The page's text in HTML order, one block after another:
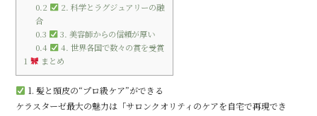
0.2
2. 科学とラグジュアリーの融
合
0.3
3. 美容師からの信頼が厚い
0.4
4. 世界各国で数々の賞を受賞
1
まとめ
1. 髪と頭皮の“プロ級ケア”ができる
ケラスターゼ最大の魅力は「サロンクオリティのケアを自宅で再現でき